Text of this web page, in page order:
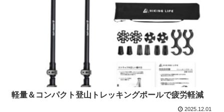
軽量＆コンパクト登山トレッキングポールで疲労軽減
2025.12.01